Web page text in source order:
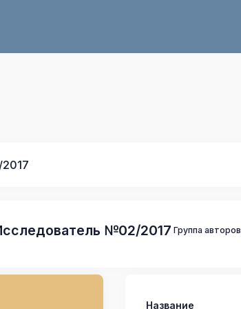
№02/2017 Группа авторов
Название